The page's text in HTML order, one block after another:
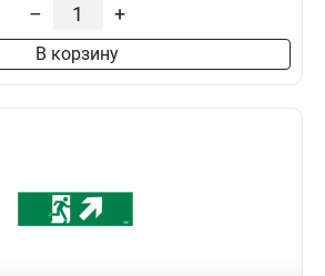
– +
В корзину